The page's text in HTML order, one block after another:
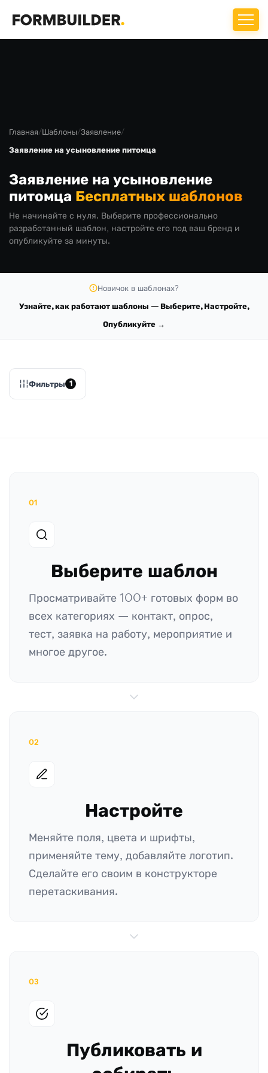
Главная/Шаблоны/Заявление/
Заявление на усыновление питомца
Заявление на усыновление
питомца Бесплатных шаблонов
Не начинайте с нуля. Выберите профессионально
разработанный шаблон, настройте его под ваш бренд и
опубликуйте за минуты.
Новичок в шаблонах?
Узнайте, как работают шаблоны — Выберите, Настройте,
Опубликуйте →
Фильтры 1
01
Выберите шаблон
Просматривайте 100+ готовых форм во
всех категориях — контакт, опрос,
тест, заявка на работу, мероприятие и
многое другое.
02
Настройте
Меняйте поля, цвета и шрифты,
применяйте тему, добавляйте логотип.
Сделайте его своим в конструкторе
перетаскивания.
03
Публиковать и